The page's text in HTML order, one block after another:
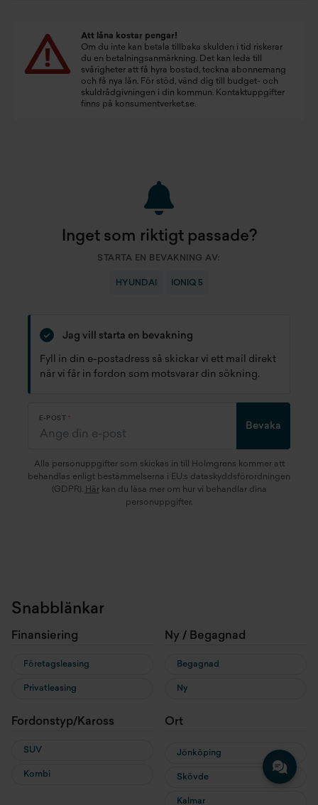
Att låna kostar pengar!
Om du inte kan betala tillbaka skulden i tid riskerar
du en betalningsanmärkning. Det kan leda till
svårigheter att få hyra bostad, teckna abonnemang
och få nya lån. För stöd, vänd dig till budget- och
skuldrådgivningen i din kommun. Kontaktuppgifter
finns på konsumentverket.se.
Inget som riktigt passade?
STARTA EN BEVAKNING AV:
HYUNDAI IONIQ 5
Jag vill starta en bevakning
Fyll in din e-postadress så skickar vi ett mail direkt
när vi får in fordon som motsvarar din sökning.
E-POST
Bevaka
Alla personuppgifter som skickas in till Holmgrens kommer att
behandlas enligt bestämmelserna i EU:s dataskyddsförordningen
(GDPR). Härkan du läsa mer om hur vi behandlar dina
personuppgifter.
Snabblänkar
Finansiering
Företagsleasing
Privatleasing
Ny / Begagnad
Begagnad
Ny
Fordonstyp/Kaross
SUV
Kombi
Ort
Jönköping
Skövde
Kalmar